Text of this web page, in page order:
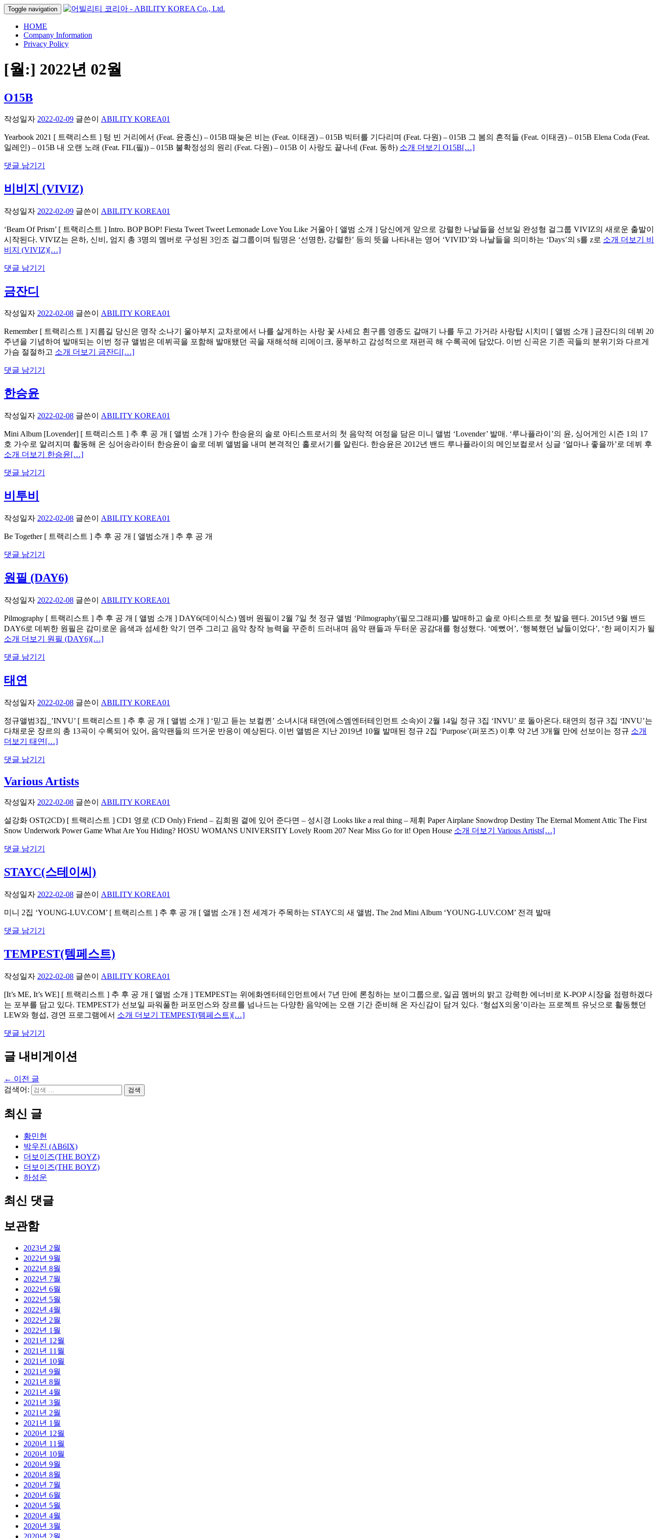
Toggle navigation
HOME
Company Information
Privacy Policy
[월:] 2022년 02월
O15B
작성일자 2022-02-09 글쓴이 ABILITY KOREA01
Yearbook 2021 [ 트랙리스트 ] 텅 빈 거리에서 (Feat. 윤종신) – 015B 때늦은 비는 (Feat. 이태권) – 015B 빅터를 기다리며 (Feat. 다원) – 015B 그 봄의 흔적들 (Feat. 이태권) – 015B Elena Coda (Feat.
일레인) – 015B 내 오랜 노래 (Feat. FIL(필)) – 015B 불확정성의 원리 (Feat. 다원) – 015B 이 사랑도 끝나네 (Feat. 동하) 소개 더보기 O15B[…]
댓글 남기기
비비지 (VIVIZ)
작성일자 2022-02-09 글쓴이 ABILITY KOREA01
‘Beam Of Prism’ [ 트랙리스트 ] Intro. BOP BOP! Fiesta Tweet Tweet Lemonade Love You Like 거울아 [ 앨범 소개 ] 당신에게 앞으로 강렬한 나날들을 선보일 완성형 걸그룹 VIVIZ의 새로운 출발이
시작된다. VIVIZ는 은하, 신비, 엄지 총 3명의 멤버로 구성된 3인조 걸그룹이며 팀명은 ‘선명한, 강렬한’ 등의 뜻을 나타내는 영어 ‘VIVID’와 나날들을 의미하는 ‘Days’의 s를 z로 소개 더보기 비
비지 (VIVIZ)[…]
댓글 남기기
금잔디
작성일자 2022-02-08 글쓴이 ABILITY KOREA01
Remember [ 트랙리스트 ] 지름길 당신은 명작 소나기 울아부지 교차로에서 나를 살게하는 사랑 꽃 사세요 흰구름 영종도 갈매기 나를 두고 가거라 사랑탑 시치미 [ 앨범 소개 ] 금잔디의 데뷔 20
주년을 기념하여 발매되는 이번 정규 앨범은 데뷔곡을 포함해 발매됐던 곡을 재해석해 리메이크, 풍부하고 감성적으로 재편곡 해 수록곡에 담았다. 이번 신곡은 기존 곡들의 분위기와 다르게
가슴 절절하고 소개 더보기 금잔디 […]
댓글 남기기
한승윤
작성일자 2022-02-08 글쓴이 ABILITY KOREA01
Mini Album [Lovender] [ 트랙리스트 ] 추 후 공 개 [ 앨범 소개 ] 가수 한승윤의 솔로 아티스트로서의 첫 음악적 여정을 담은 미니 앨범 ‘Lovender’ 발매. ‘루나플라이’의 윤, 싱어게인 시즌 1의 17
호 가수로 알려지며 활동해 온 싱어송라이터 한승윤이 솔로 데뷔 앨범을 내며 본격적인 홀로서기를 알린다. 한승윤은 2012년 밴드 루나플라이의 메인보컬로서 싱글 ‘얼마나 좋을까’로 데뷔 후
소개 더보기 한승윤[…]
댓글 남기기
비투비
작성일자 2022-02-08 글쓴이 ABILITY KOREA01
Be Together [ 트랙리스트 ] 추 후 공 개 [ 앨범소개 ] 추 후 공 개
댓글 남기기
원필 (DAY6)
작성일자 2022-02-08 글쓴이 ABILITY KOREA01
Pilmography [ 트랙리스트 ] 추 후 공 개 [ 앨범 소개 ] DAY6(데이식스) 멤버 원필이 2월 7일 첫 정규 앨범 ‘Pilmography'(필모그래피)를 발매하고 솔로 아티스트로 첫 발을 뗀다. 2015년 9월 밴드
DAY6로 데뷔한 원필은 감미로운 음색과 섬세한 악기 연주 그리고 음악 창작 능력을 꾸준히 드러내며 음악 팬들과 두터운 공감대를 형성했다. ‘예뻤어’, ‘행복했던 날들이었다’, ‘한 페이지가 될
소개 더보기 원필 (DAY6)[…]
댓글 남기기
태연
작성일자 2022-02-08 글쓴이 ABILITY KOREA01
정규앨범3집_’INVU’ [ 트랙리스트 ] 추 후 공 개 [ 앨범 소개 ] ‘믿고 듣는 보컬퀸’ 소녀시대 태연(에스엠엔터테인먼트 소속)이 2월 14일 정규 3집 ‘INVU’ 로 돌아온다. 태연의 정규 3집 ‘INVU’는
다채로운 장르의 총 13곡이 수록되어 있어, 음악팬들의 뜨거운 반응이 예상된다. 이번 앨범은 지난 2019년 10월 발매된 정규 2집 ‘Purpose’(퍼포즈) 이후 약 2년 3개월 만에 선보이는 정규 소개
더보기 태연 […]
댓글 남기기
Various Artists
작성일자 2022-02-08 글쓴이 ABILITY KOREA01
설강화 OST(2CD) [ 트랙리스트 ] CD1 영로 (CD Only) Friend – 김희원 곁에 있어 준다면 – 성시경 Looks like a real thing – 제휘 Paper Airplane Snowdrop Destiny The Eternal Moment Attic The First
Snow Underwork Power Game What Are You Hiding? HOSU WOMANS UNIVERSITY Lovely Room 207 Near Miss Go for it! Open House 소개 더보기 Various Artists[…]
댓글 남기기
STAYC(스테이씨)
작성일자 2022-02-08 글쓴이 ABILITY KOREA01
미니 2집 ‘YOUNG-LUV.COM’ [ 트랙리스트 ] 추 후 공 개 [ 앨범 소개 ] 전 세계가 주목하는 STAYC의 새 앨범, The 2nd Mini Album ‘YOUNG-LUV.COM’ 전격 발매
댓글 남기기
TEMPEST(템페스트)
작성일자 2022-02-08 글쓴이 ABILITY KOREA01
[It’s ME, It’s WE] [ 트랙리스트 ] 추 후 공 개 [ 앨범 소개 ] TEMPEST는 위에화엔터테인먼트에서 7년 만에 론칭하는 보이그룹으로, 일곱 멤버의 밝고 강력한 에너비로 K-POP 시장을 점령하겠다
는 포부를 담고 있다. TEMPEST가 선보일 파워풀한 퍼포먼스와 장르를 넘나드는 다양한 음악에는 오랜 기간 준비해 온 자신감이 담겨 있다. ‘형섭X의웅’이라는 프로젝트 유닛으로 활동했던
LEW와 형섭, 경연 프로그램에서 소개 더보기 TEMPEST(템페스트)[…]
댓글 남기기
글 내비게이션
← 이전 글
검색어:
최신 글
황민현
박우진 (AB6IX)
더보이즈(THE BOYZ)
더보이즈(THE BOYZ)
하성운
최신 댓글
보관함
2023년 2월
2022년 9월
2022년 8월
2022년 7월
2022년 6월
2022년 5월
2022년 4월
2022년 2월
2022년 1월
2021년 12월
2021년 11월
2021년 10월
2021년 9월
2021년 8월
2021년 4월
2021년 3월
2021년 2월
2021년 1월
2020년 12월
2020년 11월
2020년 10월
2020년 9월
2020년 8월
2020년 7월
2020년 6월
2020년 5월
2020년 4월
2020년 3월